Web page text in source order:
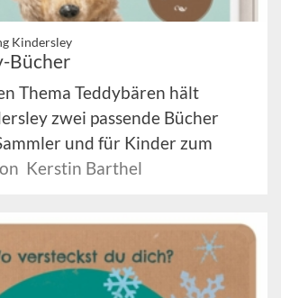
Kindersley
Bücher
Thema Teddybären hält
zwei passende Bücher
und für Kinder zum
Kerstin Barthel